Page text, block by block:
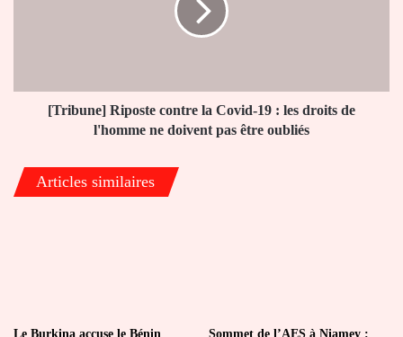
droits
doivent
pas
[Tribune] Riposte contre la Covid-19 : les droits de
l'homme ne doivent pas être oubliés
Articles similaires
Le Burkina accuse le Bénin Sommet de l’AES à Niamey :